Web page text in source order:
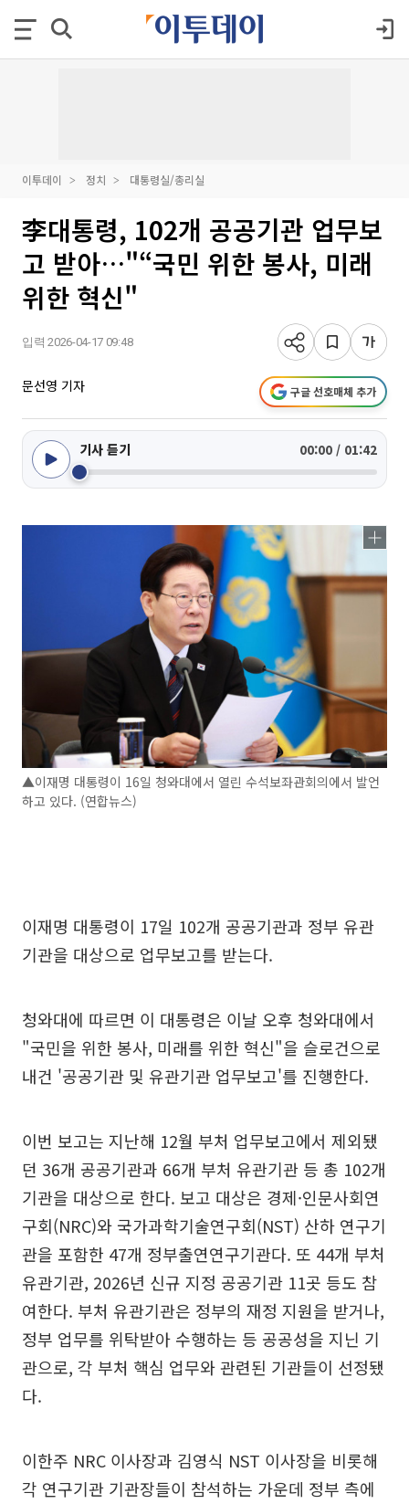
이투데이 정치 대통령실/총리실
李대통령, 102개 공공기관 업무보
고 받아…"“국민 위한 봉사, 미래
위한 혁신"
입력 2026-04-17 09:48
문선영 기자 구글 선호매체 추가
기사 듣기 00:00 / 01:42
▲이재명 대통령이 16일 청와대에서 열린 수석보좌관회의에서 발언
하고 있다. (연합뉴스)
이재명 대통령이 17일 102개 공공기관과 정부 유관
기관을 대상으로 업무보고를 받는다.
청와대에 따르면 이 대통령은 이날 오후 청와대에서
"국민을 위한 봉사, 미래를 위한 혁신"을 슬로건으로
내건 '공공기관 및 유관기관 업무보고'를 진행한다.
이번 보고는 지난해 12월 부처 업무보고에서 제외됐
던 36개 공공기관과 66개 부처 유관기관 등 총 102개
기관을 대상으로 한다. 보고 대상은 경제·인문사회연
구회(NRC)와 국가과학기술연구회(NST) 산하 연구기
관을 포함한 47개 정부출연연구기관다. 또 44개 부처
유관기관, 2026년 신규 지정 공공기관 11곳 등도 참
여한다. 부처 유관기관은 정부의 재정 지원을 받거나,
정부 업무를 위탁받아 수행하는 등 공공성을 지닌 기
관으로, 각 부처 핵심 업무와 관련된 기관들이 선정됐
다.
이한주 NRC 이사장과 김영식 NST 이사장을 비롯해
각 연구기관 기관장들이 참석하는 가운데 정부 측에